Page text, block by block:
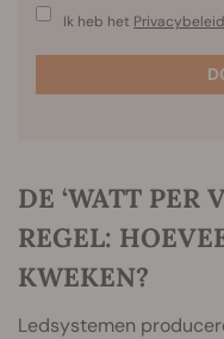
Ik heb het Privacybeleid
DE ‘WATT PER
REGEL:
KWEKEN?
Ledsystemen